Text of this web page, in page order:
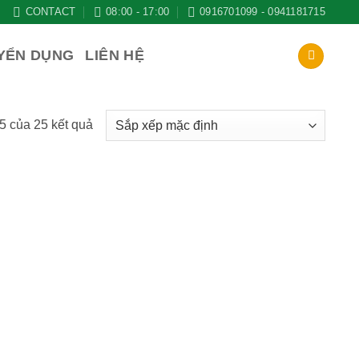
CONTACT 08:00 - 17:00 0916701099 - 0941181715
DỤNG LIÊN HỆ
của 25 kết quả